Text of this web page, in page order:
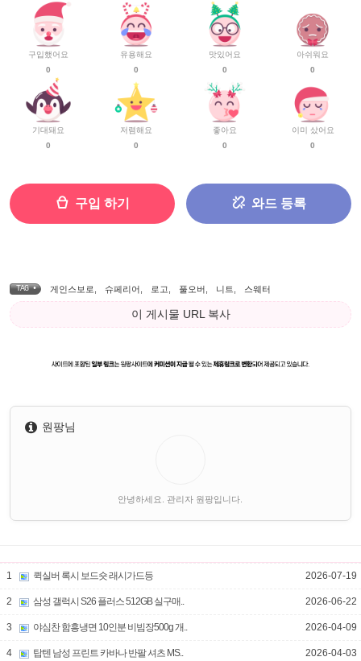
구입했어요
0
기대돼요
0
유용해요
0
저렴해요
0
맛있어요
0
좋아요
0
아쉬워요
0
이미 샀어요
0
구입 하기 와드 등록
TAG • 게인스보로 슈페리어 로고 풀오버 니트 스웨터
이 게시물 URL 복사
원팡님
안녕하세요. 관리자 원팡입니다.
1 퀵실버 록시 보드숏 래시가드등 2026-07-19
2 삼성 갤럭시 S26 플러스 512GB 실구매.. 2026-06-22
3 야심찬 함흥냉면 10인분 비빔장500g 개.. 2026-04-09
4 탑텐 남성 프린트 카바나 반팔 셔츠 MS.. 2026-04-03